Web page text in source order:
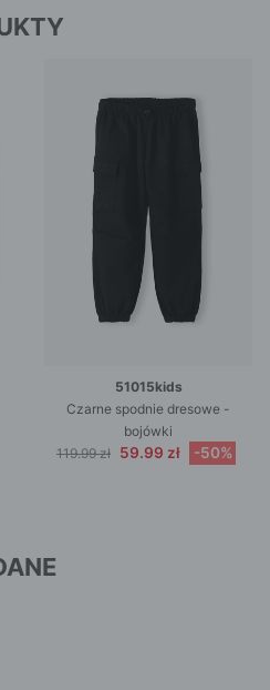
51015kids
Czarne spodnie dresowe -
bojówki
119.99 zł 59.99 zł -50%